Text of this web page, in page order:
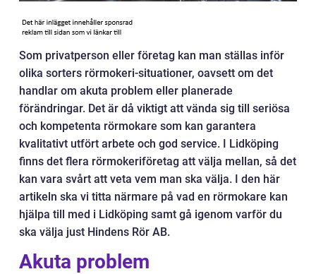
Som privatperson eller företag kan man ställas inför
olika sorters rörmokeri-situationer, oavsett om det
handlar om akuta problem eller planerade
förändringar. Det är då viktigt att vända sig till seriösa
och kompetenta rörmokare som kan garantera
kvalitativt utfört arbete och god service. I Lidköping
finns det flera rörmokeriföretag att välja mellan, så det
kan vara svårt att veta vem man ska välja. I den här
artikeln ska vi titta närmare på vad en rörmokare kan
hjälpa till med i Lidköping samt gå igenom varför du
ska välja just Hindens Rör AB.
Akuta problem